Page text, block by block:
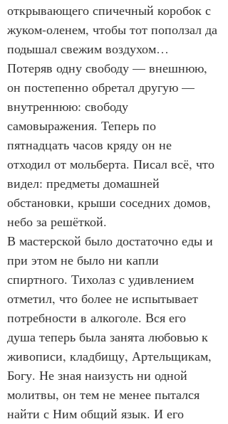
открывающего спичечный коробок с
жуком-оленем, чтобы тот поползал да
подышал свежим воздухом…
Потеряв одну свободу — внешнюю,
он постепенно обретал другую —
внутреннюю: свободу
самовыражения. Теперь по
пятнадцать часов кряду он не
отходил от мольберта. Писал всё, что
видел: предметы домашней
обстановки, крыши соседних домов,
небо за решёткой.
В мастерской было достаточно еды и
при этом не было ни капли
спиртного. Тихолаз с удивлением
отметил, что более не испытывает
потребности в алкоголе. Вся его
душа теперь была занята любовью к
живописи, кладбищу, Артельщикам,
Богу. Не зная наизусть ни одной
молитвы, он тем не менее пытался
найти с Ним общий язык. И его